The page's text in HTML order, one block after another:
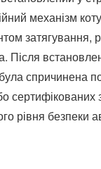
механізм
Після
спричинена
рівня безпеки